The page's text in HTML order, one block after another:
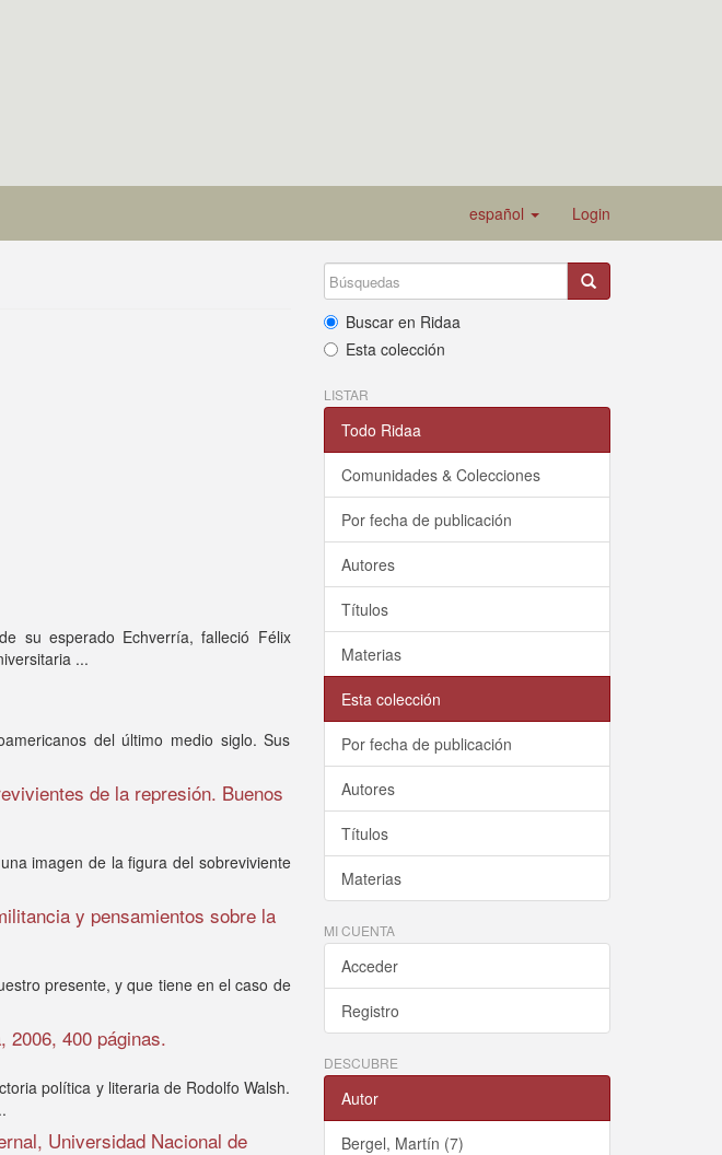
español Login
su esperado Echverría, falleció Félix
...
del último medio siglo. Sus
de la represión. Buenos
imagen de la figura del sobreviviente
y pensamientos sobre la
presente, y que tiene en el caso de
2006, 400 páginas.
política y literaria de Rodolfo Walsh.
Universidad Nacional de
Buscar en Ridaa
Esta colección
LISTAR
Todo Ridaa
Comunidades & Colecciones
Por fecha de publicación
Autores
Títulos
Materias
Esta colección
Por fecha de publicación
Autores
Títulos
Materias
MI CUENTA
Acceder
Registro
DESCUBRE
Autor
Bergel, Martín (7)